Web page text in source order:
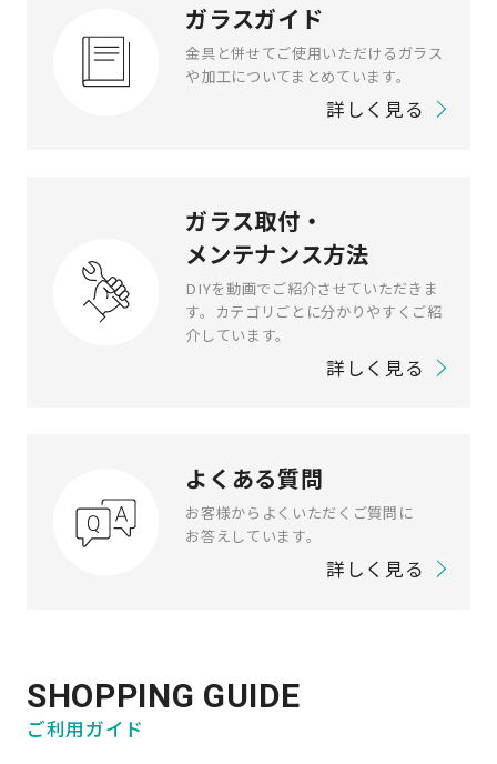
ガラスガイド
金具と併せてご使用いただけるガラス
や加工についてまとめています。
詳しく見る
ガラス取付・
メンテナンス方法
DIYを動画でご紹介させていただきま
す。
カテゴリごとに分かりやすくご紹
介しています。
詳しく見る
よくある質問
お客様からよくいただくご質問に
お答えしています。
詳しく見る
SHOPPING GUIDE
ご利用ガイド